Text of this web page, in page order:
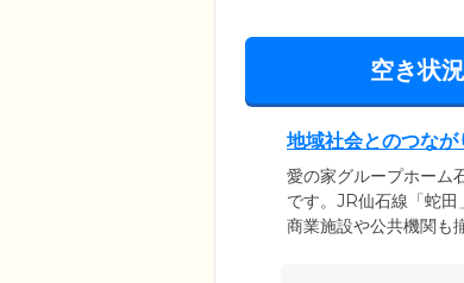
空き状
地域社会とのつな
愛の家グループホーム
です。JR仙石線「蛇田
商業施設や公共機関も